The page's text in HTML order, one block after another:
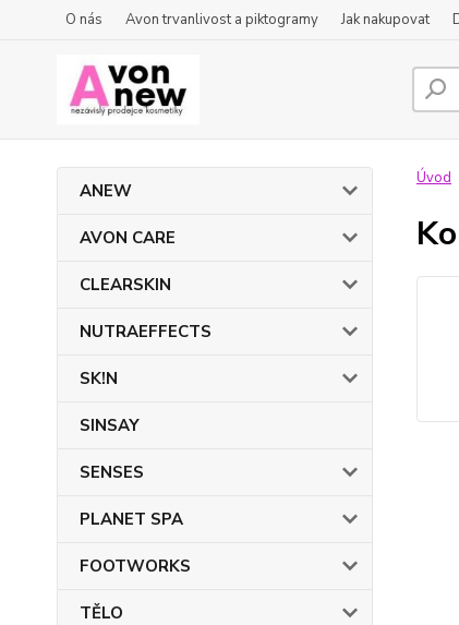
O nás Avon trvanlivost a piktogramy Jak nakupovat
ANEW
AVON CARE
CLEARSKIN
NUTRAEFFECTS
SK!N
SINSAY
SENSES
PLANET SPA
FOOTWORKS
TĚLO
Úvod